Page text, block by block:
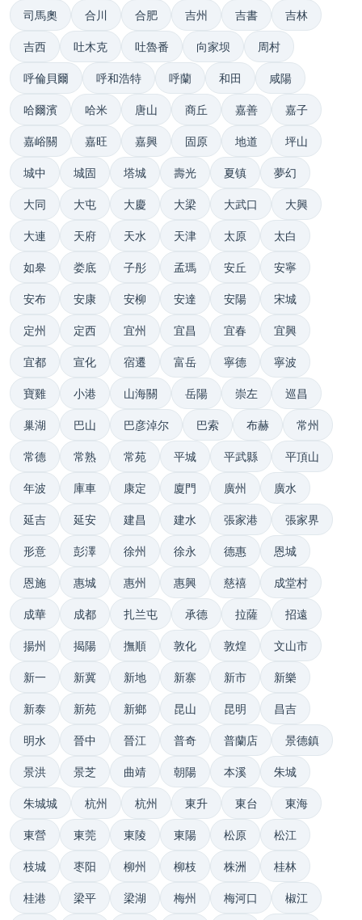
司馬奧 合川 合肥 吉州 吉書 吉林
吉西 吐木克 吐魯番 向家坝 周村
呼倫貝爾 呼和浩特 呼蘭 和田 咸陽
哈爾濱 哈米 唐山 商丘 嘉善 嘉子
嘉峪關 嘉旺 嘉興 固原 地道 坪山
城中 城固 塔城 壽光 夏镇 夢幻
大同 大屯 大慶 大梁 大武口 大興
大連 天府 天水 天津 太原 太白
如皋 娄底 子彤 孟瑪 安丘 安寧
安布 安康 安柳 安達 安陽 宋城
定州 定西 宜州 宜昌 宜春 宜興
宜都 宣化 宿遷 富岳 寧德 寧波
寶雞 小港 山海關 岳陽 崇左 巡昌
巢湖 巴山 巴彦淖尔 巴索 布赫 常州
常德 常熟 常苑 平城 平武縣 平頂山
年波 庫車 康定 廈門 廣州 廣水
延吉 延安 建昌 建水 張家港 張家界
形意 彭澤 徐州 徐永 德惠 恩城
恩施 惠城 惠州 惠興 慈禧 成堂村
成華 成都 扎兰屯 承德 拉薩 招遠
揚州 揭陽 撫順 敦化 敦煌 文山市
新一 新冀 新地 新寨 新市 新樂
新泰 新苑 新鄉 昆山 昆明 昌吉
明水 晉中 晉江 普奇 普蘭店 景德鎮
景洪 景芝 曲靖 朝陽 本溪 朱城
朱城城 杭州 杭州 東升 東台 東海
東營 東莞 東陵 東陽 松原 松江
枝城 枣阳 柳州 柳枝 株洲 桂林
桂港 梁平 梁湖 梅州 梅河口 椒江